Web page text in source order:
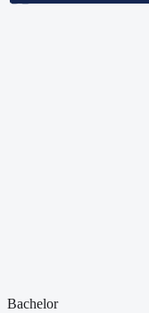
Bachelor